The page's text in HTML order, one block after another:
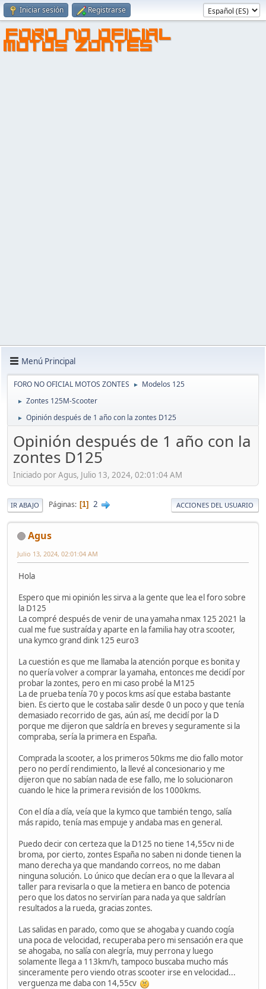
Iniciar sesión Registrarse
FORO NO OFICIAL
MOTOS ZONTES
Menú Principal
FORO NO OFICIAL MOTOS ZONTES ► Modelos 125
► Zontes 125M-Scooter
► Opinión después de 1 año con la zontes D125
Opinión después de 1 año con la
zontes D125
Iniciado por Agus, Julio 13, 2024, 02:01:04 AM
IR ABAJO Páginas 1 2 ACCIONES DEL USUARIO
Agus
Julio 13, 2024, 02:01:04 AM
Hola
Espero que mi opinión les sirva a la gente que lea el foro sobre
la D125
La compré después de venir de una yamaha nmax 125 2021 la
cual me fue sustraída y aparte en la familia hay otra scooter,
una kymco grand dink 125 euro3
La cuestión es que me llamaba la atención porque es bonita y
no quería volver a comprar la yamaha, entonces me decidí por
probar la zontes, pero en mi caso probé la M125
La de prueba tenía 70 y pocos kms así que estaba bastante
bien. Es cierto que le costaba salir desde 0 un poco y que tenía
demasiado recorrido de gas, aún así, me decidí por la D
porque me dijeron que saldría en breves y seguramente si la
compraba, sería la primera en España.
Comprada la scooter, a los primeros 50kms me dio fallo motor
pero no perdí rendimiento, la llevé al concesionario y me
dijeron que no sabían nada de ese fallo, me lo solucionaron
cuando le hice la primera revisión de los 1000kms.
Con el día a día, veía que la kymco que también tengo, salía
más rapido, tenía mas empuje y andaba mas en general.
Puedo decir con certeza que la D125 no tiene 14,55cv ni de
broma, por cierto, zontes España no saben ni donde tienen la
mano derecha ya que mandando correos, no me daban
ninguna solución. Lo único que decían era o que la llevara al
taller para revisarla o que la metiera en banco de potencia
pero que los datos no servirían para nada ya que saldrían
resultados a la rueda, gracias zontes.
Las salidas en parado, como que se ahogaba y cuando cogía
una poca de velocidad, recuperaba pero mi sensación era que
se ahogaba, no salía con alegría, muy perrona y luego
solamente llega a 113km/h, tampoco buscaba mucho más
sinceramente pero viendo otras scooter irse en velocidad...
verguenza me daba con 14,55cv